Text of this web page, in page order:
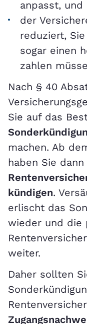
anpasst, und
der
reduziert,
sogar einen
zahlen
Nach § 40
Sie auf das
machen. Ab
haben Sie
kündigen.
erlischt das
wieder und die
weiter.
Daher sollten